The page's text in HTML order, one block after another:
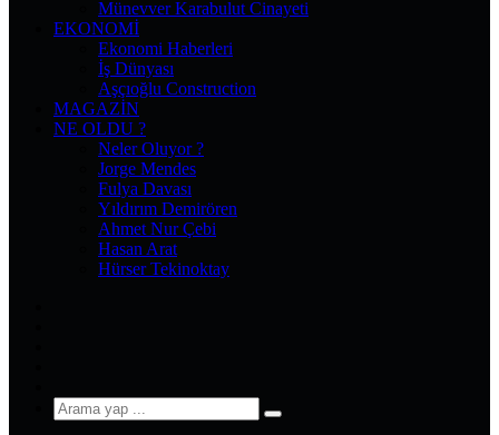
Münevver Karabulut Cinayeti
EKONOMI
Ekonomi Haberleri
İş Dünyası
Aşçıoğlu Construction
MAGAZIN
NE OLDU ?
Neler Oluyor ?
Jorge Mendes
Fulya Davası
Yıldırım Demirören
Ahmet Nur Çebi
Hasan Arat
Hürser Tekinoktay
Arama